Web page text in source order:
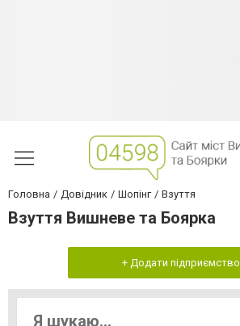
Головна Довідник Шопінг Взуття
Взуття Вишневе та Боярка
+ Додати підприємство